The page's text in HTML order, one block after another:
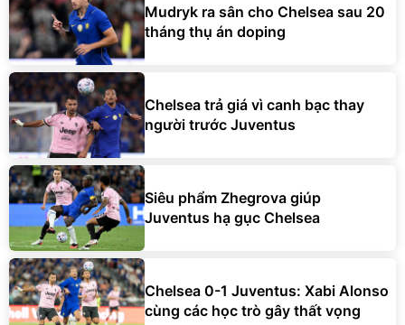
Mudryk ra sân cho Chelsea sau 20
tháng thụ án doping
Chelsea trả giá vì canh bạc thay
người trước Juventus
Siêu phẩm Zhegrova giúp
Juventus hạ gục Chelsea
Chelsea 0-1 Juventus: Xabi Alonso
cùng các học trò gây thất vọng